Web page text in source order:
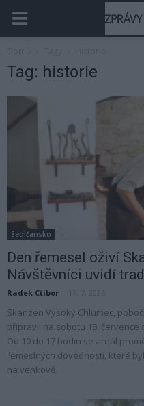
Tag: historie
Sedlčansko
Den řemesel oživí
Návštěvníci uvidí
Radek Ctibor
Skanzen Vysoký Chlumec,
připravil na sobotu 18.
Od 10 do 17 hodin se areál
řemeslných dovedností, které
na venkově.